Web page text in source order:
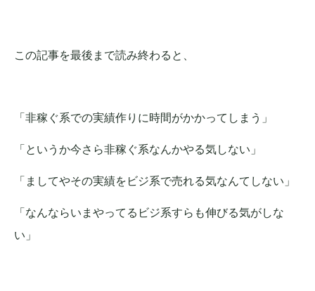
この記事を最後まで読み終わると、
「非稼ぐ系での実績作りに時間がかかってしまう」
「というか今さら非稼ぐ系なんかやる気しない」
「ましてやその実績をビジ系で売れる気なんてしない」
「なんならいまやってるビジ系すらも伸びる気がしな
い」